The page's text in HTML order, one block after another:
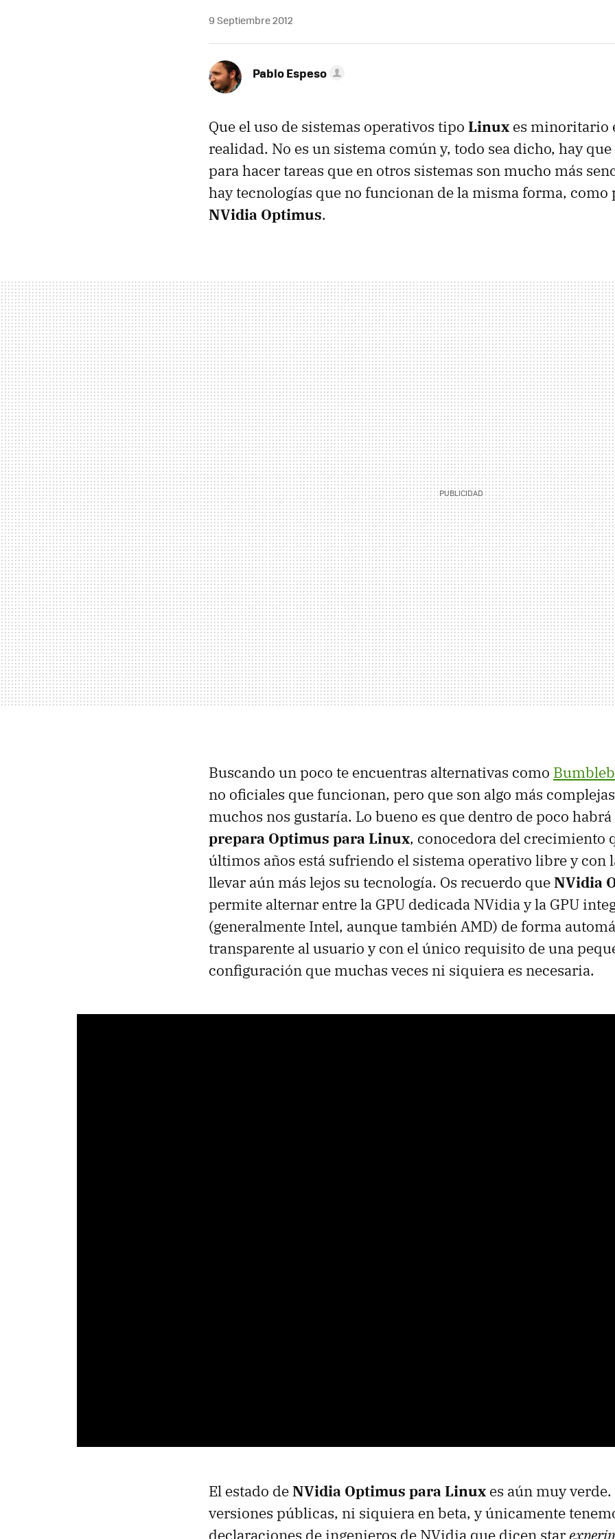
9 Septiembre 2012
Pablo Espeso
Que el uso de sistemas operativos tipo Linux es minoritario
realidad. No es un sistema común y, todo sea dicho, hay
para hacer tareas que en otros sistemas son mucho más
hay tecnologías que no funcionan de la misma forma, como
NVidia Optimus.
Buscando un poco te encuentras alternativas como
no oficiales que funcionan, pero que son algo más
muchos nos gustaría. Lo bueno es que dentro de poco
prepara Optimus para Linux, conocedora del crecimiento
últimos años está sufriendo el sistema operativo libre y con
llevar aún más lejos su tecnología. Os recuerdo queNVidia
permite alternar entre la GPU dedicada NVidia y la GPU
(generalmente Intel, aunque tambiénAMD) de forma
transparente al usuario y con el único requisito de una
configuración que muchas veces ni siquiera es necesaria.
El estado deNVidia Optimus para Linux es aún muy
versiones públicas, ni siquiera en beta, y únicamente
declaraciones de ingenieros de NVidia que dicen star